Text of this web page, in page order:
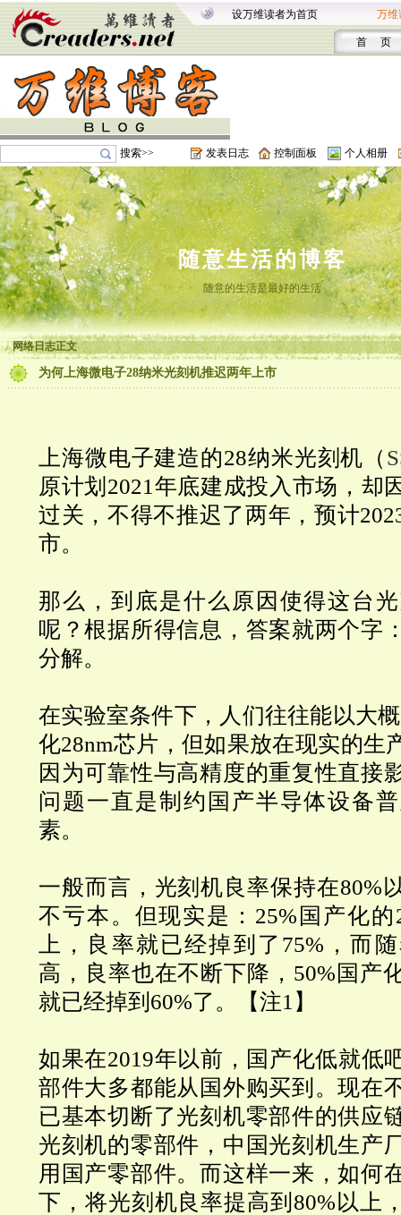
设万维读者为首页 万维
首 页
搜索>> 发表日志 控制面板 个人相册
随意生活的博客
随意的生活是最好的生活
网络日志正文
为何上海微电子28纳米光刻机推迟两年上市
上海微电子建造的28纳米光刻机（
原计划 2021 年底建成投入市场，却
过关，不得不推迟了两年，预计
市。
那么，到底是什么原因使得这台
呢？根据所得信息，答案就两个字
分解。
在实验室条件下，人们往往能以大
化28nm芯片，但如果放在现实的生
因为可靠性与高精度的重复性直接
问题一直是制约国产半导体设备
素。
一般而言，光刻机良率保持在80%
不亏本。但现实是： 25% 国产化的
上，良率就已经掉到了 75% ，而
高，良率也在不断下降， 50% 国产
就已经掉到 60%了。【注1】
如果在2019年以前，国产化低就低
部件大多都能从国外购买到。现在
已基本切断了光刻机零部件的供应
光刻机的零部件，中国光刻机生产
用国产零部件。而这样一来，如何
下，将光刻机良率提高到 80% 以上